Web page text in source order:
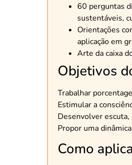
60 perguntas
sustentáveis,
Orientações
aplicação em
Arte da caixa
Objetivos
Trabalhar
Estimular a
Desenvolver
Propor uma
Como